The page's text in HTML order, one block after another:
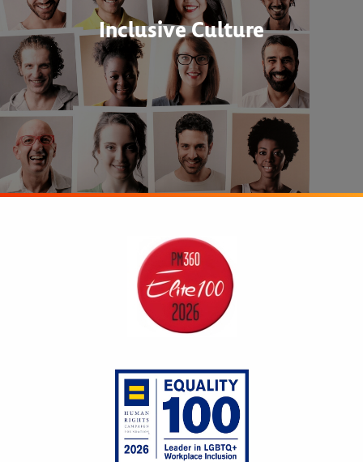
Inclusive Culture